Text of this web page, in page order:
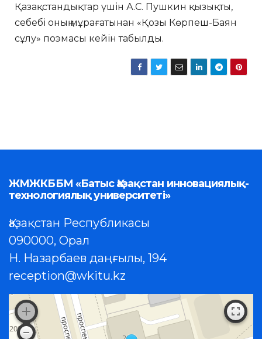
Қазақстандықтар үшін А.С. Пушкин қызықты,
себебі оның мұрағатынан «Қозы Көрпеш-Баян
сұлу» поэмасы кейін табылды.
ЖМЖКББМ «Батыс Қазақстан инновациялық-
технологиялық университеті»
Қазақстан Республикасы
090000, Орал
Н. Назарбаев даңғылы, 194
reception@wkitu.kz